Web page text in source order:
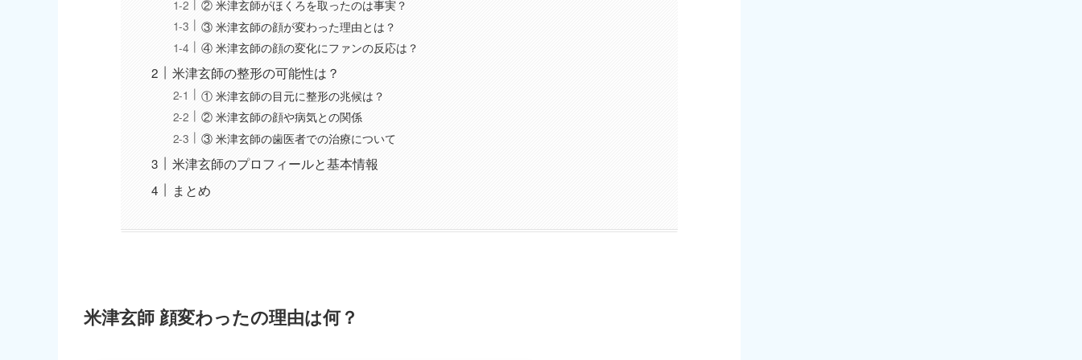
② 米津玄師がほくろを取ったのは事実？
③ 米津玄師の顔が変わった理由とは？
④ 米津玄師の顔の変化にファンの反応は？
米津玄師の整形の可能性は？
① 米津玄師の目元に整形の兆候は？
② 米津玄師の顔や病気との関係
③ 米津玄師の歯医者での治療について
米津玄師のプロフィールと基本情報
まとめ
米津玄師 顔変わったの理由は何？